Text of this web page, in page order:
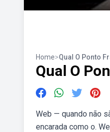
Home>Qual O Ponto
Qual O
Web — quando não
encarada como o.